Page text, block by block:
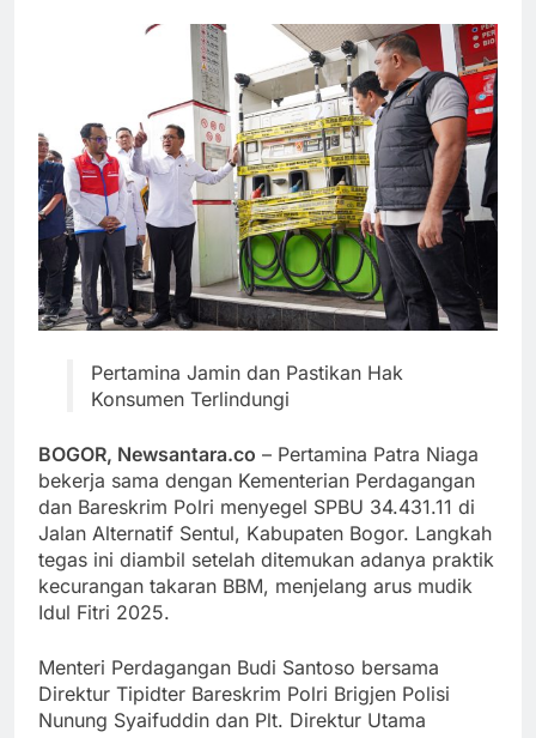
Pertamina Jamin dan Pastikan Hak
Konsumen Terlindungi
BOGOR, Newsantara.co – Pertamina Patra Niaga
bekerja sama dengan Kementerian Perdagangan
dan Bareskrim Polri menyegel SPBU 34.431.11 di
Jalan Alternatif Sentul, Kabupaten Bogor. Langkah
tegas ini diambil setelah ditemukan adanya praktik
kecurangan takaran BBM, menjelang arus mudik
Idul Fitri 2025.
Menteri Perdagangan Budi Santoso bersama
Direktur Tipidter Bareskrim Polri Brigjen Polisi
Nunung Syaifuddin dan Plt. Direktur Utama